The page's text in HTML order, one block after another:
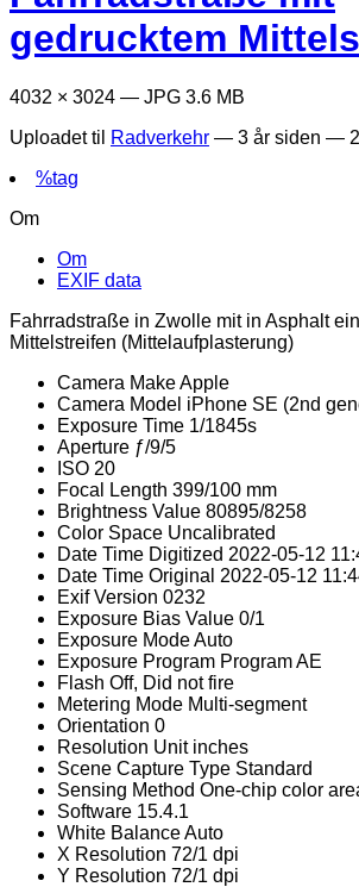
gedrucktem
4032 × 3024 — JPG 3.6 MB
Uploadet til
Radverkehr — 3 år siden —
%tag
Om
Om
EXIF data
Fahrradstraße in Zwolle mit in Asphalt
Mittelstreifen (Mittelaufplasterung)
Camera MakeApple
Camera Model iPhone SE (2nd
Exposure Time 1/1845s
Aperture ƒ/9/5
ISO 20
Focal Length 399/100 mm
Brightness Value 80895/8258
Color Space Uncalibrated
Date Time Digitized 2022-05-12
Date Time Original 2022-05-12
Exif Version 0232
Exposure Bias Value 0/1
Exposure ModeAuto
Exposure Program Program AE
Flash Off, Did not fire
Metering Mode Multi-segment
Orientation 0
Resolution Unit inches
Scene Capture Type Standard
Sensing Method One-chip color
Software 15.4.1
White BalanceAuto
X Resolution 72/1 dpi
Y Resolution 72/1 dpi